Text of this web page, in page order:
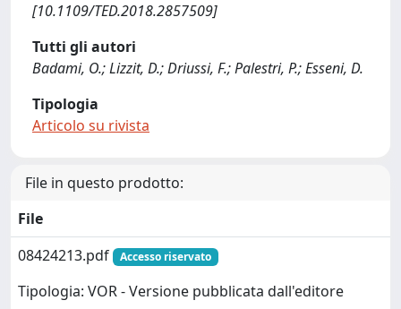
[10.1109/TED.2018.2857509]
Tutti gli autori
Badami, O.; Lizzit, D.; Driussi, F.; Palestri, P.; Esseni, D.
Tipologia
Articolo su rivista
File in questo prodotto:
File
08424213.pdf
Accesso riservato
Tipologia: VOR - Versione pubblicata dall'editore